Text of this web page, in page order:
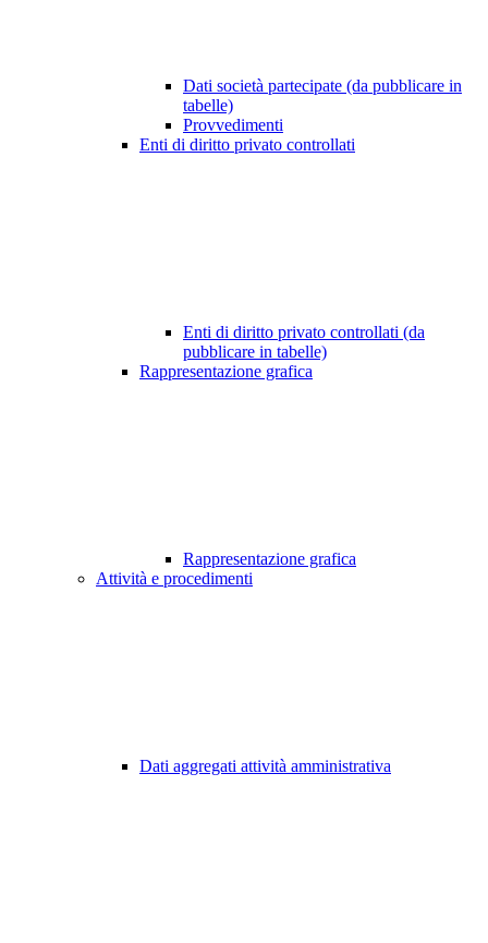
Dati società partecipate (da pubblicare in
tabelle)
Provvedimenti
Enti di diritto privato controllati
Enti di diritto privato controllati (da
pubblicare in tabelle)
Rappresentazione grafica
Rappresentazione grafica
Attività e procedimenti
Dati aggregati attività amministrativa